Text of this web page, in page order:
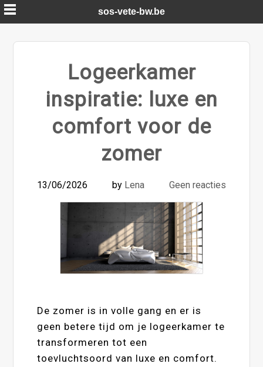
Skip
to
content
sos-vete-bw.be
Logeerkamer
inspiratie: luxe en
comfort voor de
zomer
13/06/2026 by Lena Geen reacties
De zomer is in volle gang en er is
geen betere tijd om je logeerkamer te
transformeren tot een
toevluchtsoord van luxe en comfort.